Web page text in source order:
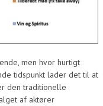
men hvor hurtigt
tidspunkt lader det til at
den traditionelle
af aktører